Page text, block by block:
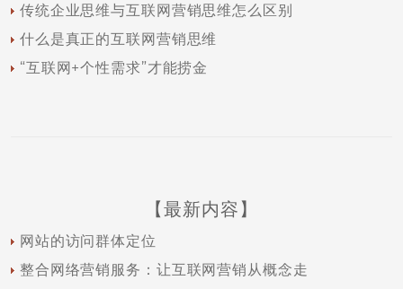
传统企业思维与互联网营销思维怎么区别
什么是真正的互联网营销思维
“互联网+个性需求”才能捞金
【最新内容】
网站的访问群体定位
整合网络营销服务：让互联网营销从概念走